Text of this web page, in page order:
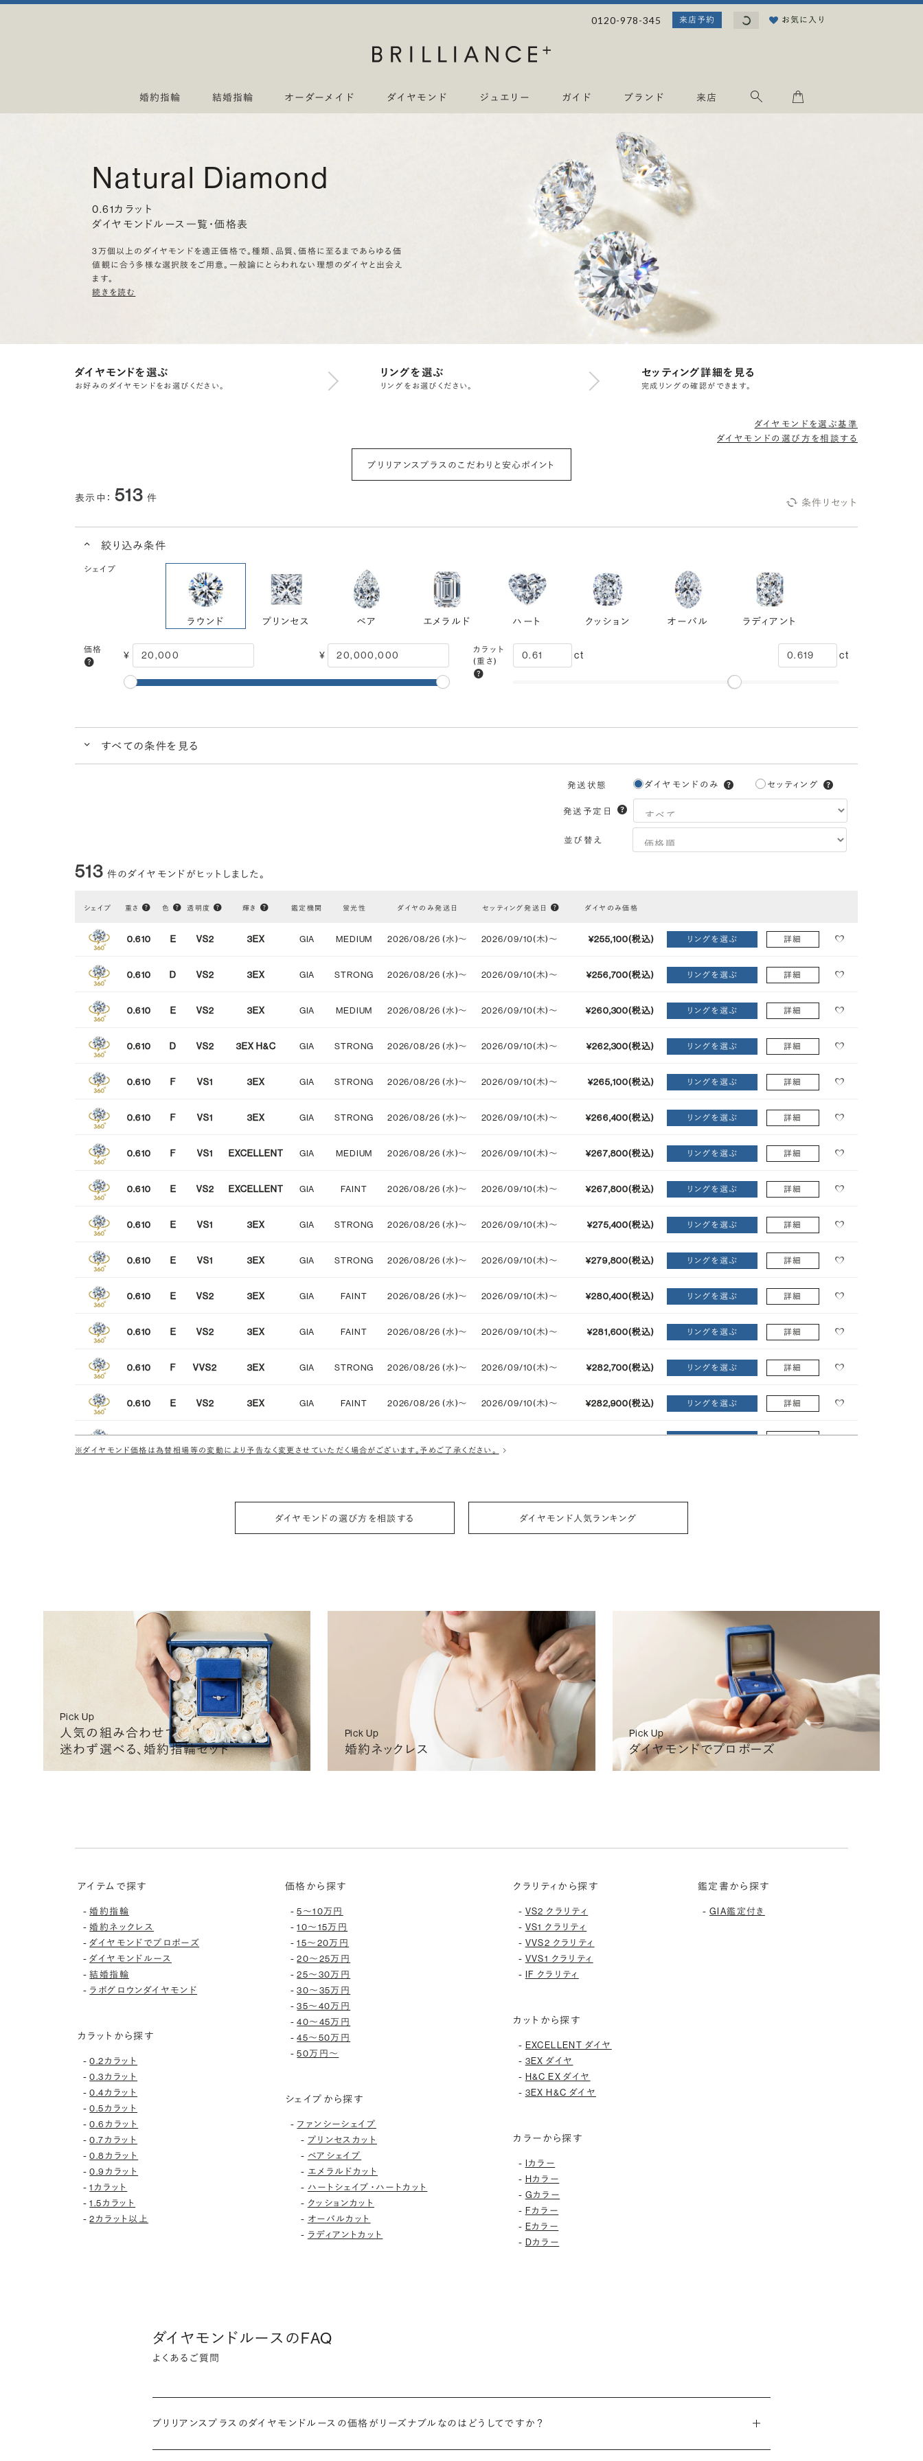
0120-978-345 来店予約
.
お気に入り
婚約指輪 結婚指輪 オーダーメイド ダイヤモンド ジュエリー ガイド ブランド 来店
Natural Diamond
0.61カラット
ダイヤモンドルース一覧・価格表
3万個以上のダイヤモンドを適正価格で。種類、品質、価格に至るまであらゆる価
値観に合う多様な選択肢をご用意。一般論にとらわれない理想のダイヤと出会え
ます。
続きを読む
ダイヤモンドを選ぶ
お好みのダイヤモンドをお選びください。
リングを選ぶ
リングをお選びください。
セッティング詳細を見る
完成リングの確認ができます。
ダイヤモンドを選ぶ基準
ダイヤモンドの選び方を相談する
ブリリアンスプラスのこだわりと安心ポイント
表示中： 513 件 条件リセット
絞り込み条件
シェイプ
ラウンド プリンセス ペア エメラルド ハート クッション オーバル ラディアント
価格 ¥ ¥
カラット
(重さ)
ct ct
すべての条件を見る
Excellent
トリプル
ハートアンドキューピッド
トリプルエクセレント
ほぼ無色
中央宝石研究所：CGL
研磨状態 VERY GOOD EXCELLENT 対称性 VERY GOOD EXCELLENT
蛍光性 NONE FAINT MEDIUM STRONG
発送状態 ダイヤモンドのみ セッティング
発送予定日
並び替え
513 件のダイヤモンドがヒットしました。
シェイプ 重さ 色 透明度 輝き 鑑定機関 蛍光性 ダイヤのみ発送日 セッティング発送日 ダイヤのみ価格
0.610 E VS2 3EX GIA MEDIUM 2026/08/26 (水)〜 2026/09/10(木)〜 ¥255,100(税込) リングを選ぶ 詳細
0.610 D VS2 3EX GIA STRONG 2026/08/26 (水)〜 2026/09/10(木)〜 ¥256,700(税込) リングを選ぶ 詳細
0.610 E VS2 3EX GIA MEDIUM 2026/08/26 (水)〜 2026/09/10(木)〜 ¥260,300(税込) リングを選ぶ 詳細
0.610 D VS2 3EX H&C GIA STRONG 2026/08/26 (水)〜 2026/09/10(木)〜 ¥262,300(税込) リングを選ぶ 詳細
0.610 F VS1 3EX GIA STRONG 2026/08/26 (水)〜 2026/09/10(木)〜 ¥265,100(税込) リングを選ぶ 詳細
0.610 F VS1 3EX GIA STRONG 2026/08/26 (水)〜 2026/09/10(木)〜 ¥266,400(税込) リングを選ぶ 詳細
0.610 F VS1 EXCELLENT GIA MEDIUM 2026/08/26 (水)〜 2026/09/10(木)〜 ¥267,800(税込) リングを選ぶ 詳細
0.610 E VS2 EXCELLENT GIA FAINT 2026/08/26 (水)〜 2026/09/10(木)〜 ¥267,800(税込) リングを選ぶ 詳細
0.610 E VS1 3EX GIA STRONG 2026/08/26 (水)〜 2026/09/10(木)〜 ¥275,400(税込) リングを選ぶ 詳細
0.610 E VS1 3EX GIA STRONG 2026/08/26 (水)〜 2026/09/10(木)〜 ¥279,800(税込) リングを選ぶ 詳細
0.610 E VS2 3EX GIA FAINT 2026/08/26 (水)〜 2026/09/10(木)〜 ¥280,400(税込) リングを選ぶ 詳細
0.610 E VS2 3EX GIA FAINT 2026/08/26 (水)〜 2026/09/10(木)〜 ¥281,600(税込) リングを選ぶ 詳細
0.610 F VVS2 3EX GIA STRONG 2026/08/26 (水)〜 2026/09/10(木)〜 ¥282,700(税込) リングを選ぶ 詳細
0.610 E VS2 3EX GIA FAINT 2026/08/26 (水)〜 2026/09/10(木)〜 ¥282,900(税込) リングを選ぶ 詳細
0.610 D VS2 3EX GIA MEDIUM 2026/08/26 (水)〜 2026/09/10(木)〜 ¥283,100(税込) リングを選ぶ 詳細
0.610 E 2026/08/26 (水)〜 2026/09/10(木)〜 リングを選ぶ
o
d
.
※ダイヤモンド価格は為替相場等の変動により予告なく変更させていただく場合がございます。予めご了承ください。
ダイヤモンドの選び方を相談する ダイヤモンド人気ランキング
Pick Up
人気の組み合わせで
迷わず選べる、婚約指輪セット
Pick Up
婚約ネックレス
Pick Up
ダイヤモンドでプロポーズ
アイテムで探す
-婚約指輪
-婚約ネックレス
-ダイヤモンドでプロポーズ
-ダイヤモンドルース
-結婚指輪
- ラボグロウンダイヤモンド
カラットから探す
-0.2カラット
-0.3カラット
-0.4カラット
-0.5カラット
-0.6カラット
-0.7カラット
-0.8カラット
-0.9カラット
-1カラット
-1.5カラット
-2カラット以上
価格から探す
-5〜10万円
-10〜15万円
-15〜20万円
-20〜25万円
-25〜30万円
-30〜35万円
-35〜40万円
-40〜45万円
-45〜50万円
-50万円〜
シェイプから探す
- ファンシーシェイプ
- プリンセスカット
- ペアシェイプ
- エメラルドカット
- ハートシェイプ・ハートカット
- クッションカット
- オーバルカット
- ラディアントカット
クラリティから探す
- VS2 クラリティ
- VS1 クラリティ
- VVS2 クラリティ
- VVS1 クラリティ
- IF クラリティ
カットから探す
- EXCELLENT ダイヤ
- 3EX ダイヤ
- H&C EX ダイヤ
- 3EX H&C ダイヤ
カラーから探す
- Iカラー
- Hカラー
- Gカラー
- Fカラー
- Eカラー
- Dカラー
鑑定書から探す
-GIA鑑定付き
ダイヤモンドルースのFAQ
よくあるご質問
ブリリアンスプラスのダイヤモンドルースの価格がリーズナブルなのはどうしてですか？